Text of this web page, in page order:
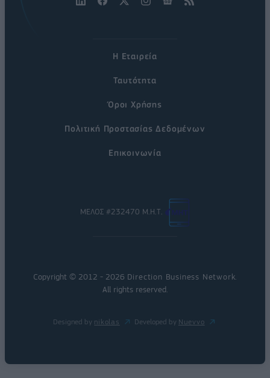
Η Εταιρεία
Ταυτότητα
Όροι Χρήσης
Πολιτική Προστασίας Δεδομένων
Επικοινωνία
ΜΕΛΟΣ #232470 Μ.Η.Τ.
Copyright © 2012 - 2026 Direction Business Network.
All rights reserved.
Designed by nikolas Developed by Nuevvo